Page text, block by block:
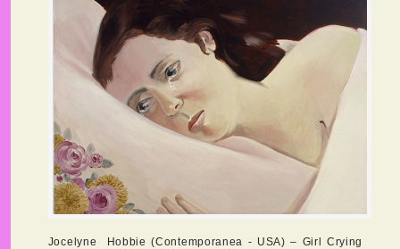
Jocelyne Hobbie (Contemporanea - USA) – Girl Crying